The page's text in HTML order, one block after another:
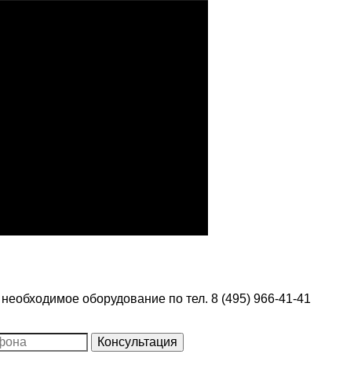
оборудование по тел. 8 (495) 966-41-41